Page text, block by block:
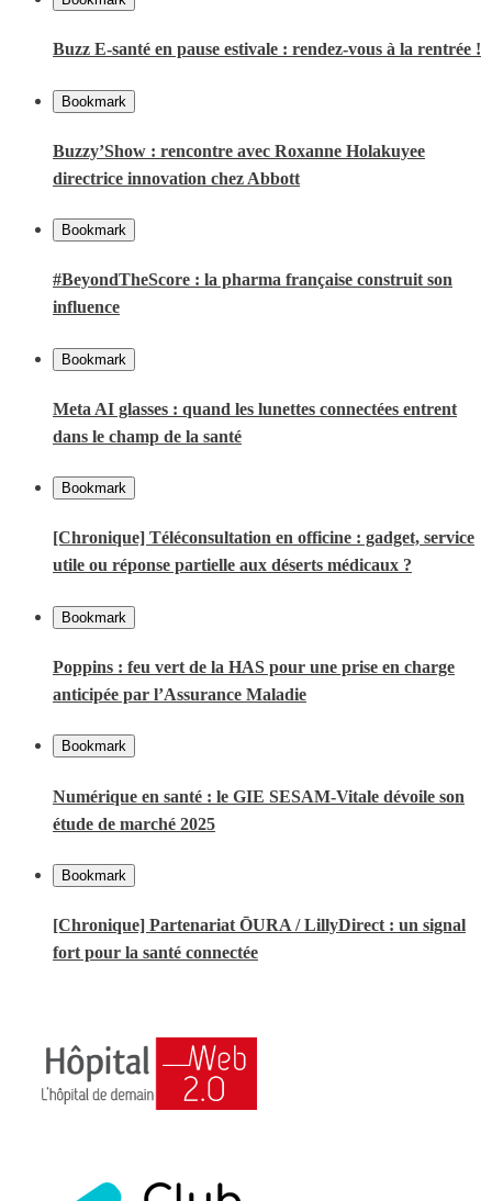
Buzz E-santé en pause estivale : rendez-vous à la rentrée !
Bookmark
Buzzy’Show : rencontre avec Roxanne Holakuyee
directrice innovation chez Abbott
Bookmark
#BeyondTheScore : la pharma française construit son
influence
Bookmark
Meta AI glasses : quand les lunettes connectées entrent
dans le champ de la santé
Bookmark
[Chronique] Téléconsultation en officine : gadget, service
utile ou réponse partielle aux déserts médicaux ?
Bookmark
Poppins : feu vert de la HAS pour une prise en charge
anticipée par l’Assurance Maladie
Bookmark
Numérique en santé : le GIE SESAM-Vitale dévoile son
étude de marché 2025
Bookmark
[Chronique] Partenariat ŌURA / LillyDirect : un signal
fort pour la santé connectée